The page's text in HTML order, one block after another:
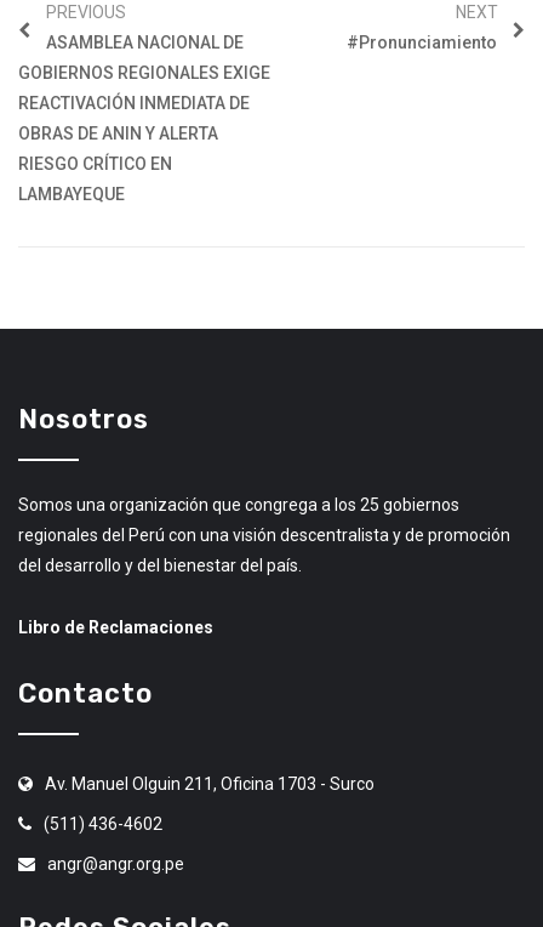
PREVIOUS
ASAMBLEA NACIONAL DE
GOBIERNOS REGIONALES EXIGE
REACTIVACIÓN INMEDIATA DE
OBRAS DE ANIN Y ALERTA
RIESGO CRÍTICO EN
LAMBAYEQUE
NEXT
#Pronunciamiento
Nosotros
Somos una organización que congrega a los 25 gobiernos
regionales del Perú con una visión descentralista y de promoción
del desarrollo y del bienestar del país.
Libro de Reclamaciones
Contacto
Av. Manuel Olguin 211, Oficina 1703 - Surco
(511) 436-4602
angr@angr.org.pe